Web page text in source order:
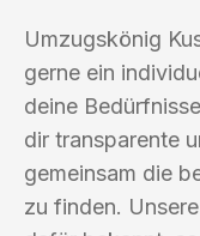
Umzugskönig
gerne ein
deine
dir transparente
gemeinsam die
zu finden.